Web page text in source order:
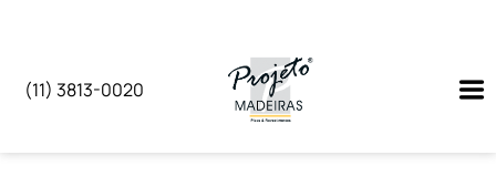
(11) 3813-0020